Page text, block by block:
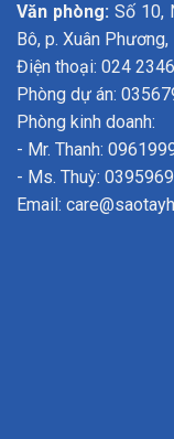
Văn phòng: Số 10,
Bô, p. Xuân
Điện thoại: 024
Phòng dự án:
Phòng kinh doanh:
- Mr. Thanh:
- Ms. Thuỳ:
Email: